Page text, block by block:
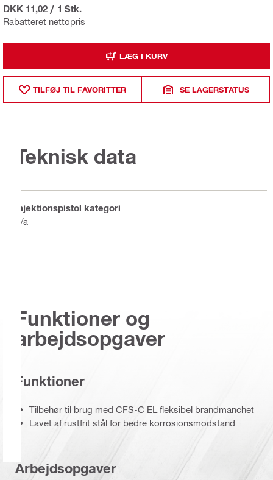
Rabatteret nettopris
DKK 11,02 / 1 Stk.
LÆG I KURV
TILFØJ TIL FAVORITTER SE LAGERSTATUS
Teknisk data
Injektionspistol kategori
n/a
Funktioner og
arbejdsopgaver
Funktioner
Tilbehør til brug med CFS-C EL fleksibel brandmanchet
Lavet af rustfrit stål for bedre korrosionsmodstand
Arbejdsopgaver